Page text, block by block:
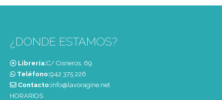
¿DONDE ESTAMOS?
Librería:C/ Cisneros, 69
Teléfono:‭942 375 226‬
Contacto:info@lavoragine.net
HORARIOS